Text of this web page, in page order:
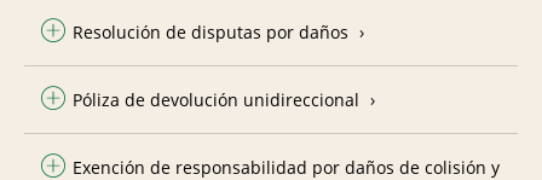
Resolución de disputas por daños
Póliza de devolución unidireccional
Exención de responsabilidad por daños de colisión y